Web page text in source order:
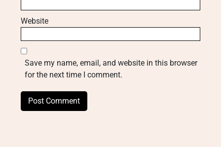
Website
Save my name, email, and website in this browser
for the next time I comment.